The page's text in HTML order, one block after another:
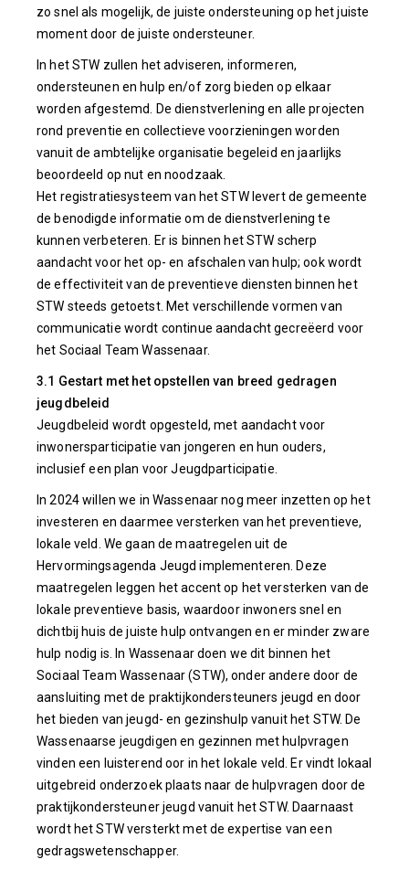
zo snel als mogelijk, de juiste ondersteuning op het juiste
moment door de juiste ondersteuner.
In het STW zullen het adviseren, informeren,
ondersteunen en hulp en/of zorg bieden op elkaar
worden afgestemd. De dienstverlening en alle projecten
rond preventie en collectieve voorzieningen worden
vanuit de ambtelijke organisatie begeleid en jaarlijks
beoordeeld op nut en noodzaak.
Het registratiesysteem van het STW levert de gemeente
de benodigde informatie om de dienstverlening te
kunnen verbeteren. Er is binnen het STW scherp
aandacht voor het op- en afschalen van hulp; ook wordt
de effectiviteit van de preventieve diensten binnen het
STW steeds getoetst. Met verschillende vormen van
communicatie wordt continue aandacht gecreëerd voor
het Sociaal Team Wassenaar.
3.1 Gestart met het opstellen van breed gedragen
jeugdbeleid
Jeugdbeleid wordt opgesteld, met aandacht voor
inwonersparticipatie van jongeren en hun ouders,
inclusief een plan voor Jeugdparticipatie.
In 2024 willen we in Wassenaar nog meer inzetten op het
investeren en daarmee versterken van het preventieve,
lokale veld. We gaan de maatregelen uit de
Hervormingsagenda Jeugd implementeren. Deze
maatregelen leggen het accent op het versterken van de
lokale preventieve basis, waardoor inwoners snel en
dichtbij huis de juiste hulp ontvangen en er minder zware
hulp nodig is. In Wassenaar doen we dit binnen het
Sociaal Team Wassenaar (STW), onder andere door de
aansluiting met de praktijkondersteuners jeugd en door
het bieden van jeugd- en gezinshulp vanuit het STW. De
Wassenaarse jeugdigen en gezinnen met hulpvragen
vinden een luisterend oor in het lokale veld. Er vindt lokaal
uitgebreid onderzoek plaats naar de hulpvragen door de
praktijkondersteuner jeugd vanuit het STW. Daarnaast
wordt het STW versterkt met de expertise van een
gedragswetenschapper.